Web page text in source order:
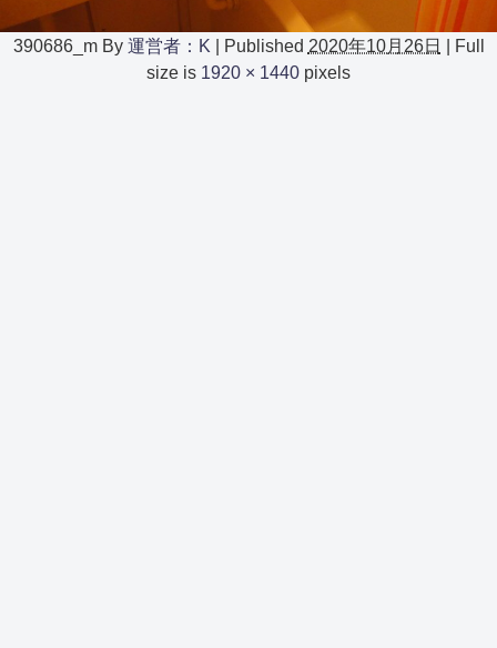
390686_m By 運営者：K Published 2020年10月26日
Full
size is 1920 × 1440 pixels